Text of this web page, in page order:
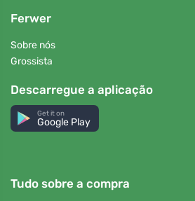
Ferwer
Sobre nós
Grossista
Descarregue a aplicação
Get it on
Google Play
Tudo sobre a compra